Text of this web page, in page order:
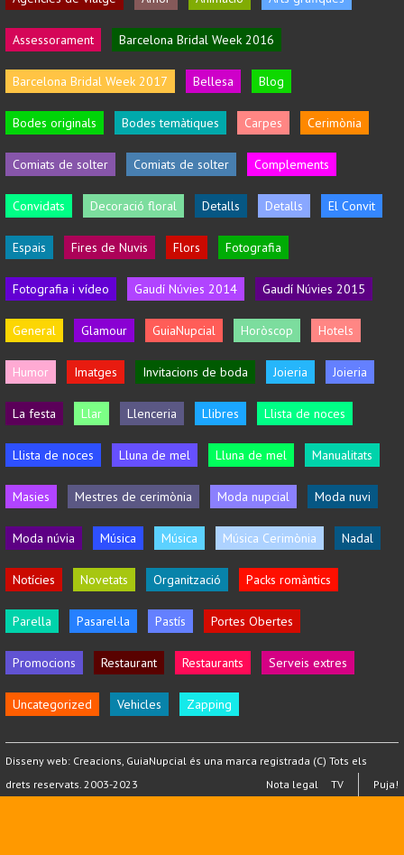
Assessorament Barcelona Bridal Week 2016
Barcelona Bridal Week 2017 Bellesa Blog
Bodes originals Bodes temàtiques Carpes Cerimònia
Comiats de solter Comiats de solter Complements
Convidats Decoració floral Detalls Detalls El Convit
Espais Fires de Nuvis Flors Fotografia
Fotografia i vídeo Gaudí Núvies 2014 Gaudí Núvies 2015
General Glamour GuiaNupcial Horòscop Hotels
Humor Imatges Invitacions de boda Joieria Joieria
La festa Llar Llenceria Llibres Llista de noces
Llista de noces Lluna de mel Lluna de mel Manualitats
Masies Mestres de cerimònia Moda nupcial Moda nuvi
Moda núvia Música Música Música Cerimònia Nadal
Notícies Novetats Organització Packs romàntics
Parella Pasarel·la Pastís Portes Obertes
Promocions Restaurant Restaurants Serveis extres
Uncategorized Vehicles Zapping
Disseny web: Creacions , GuiaNupcial és una marca registrada (C) Tots els
drets reservats. 2003-2023
Puja!
Nota legal TV